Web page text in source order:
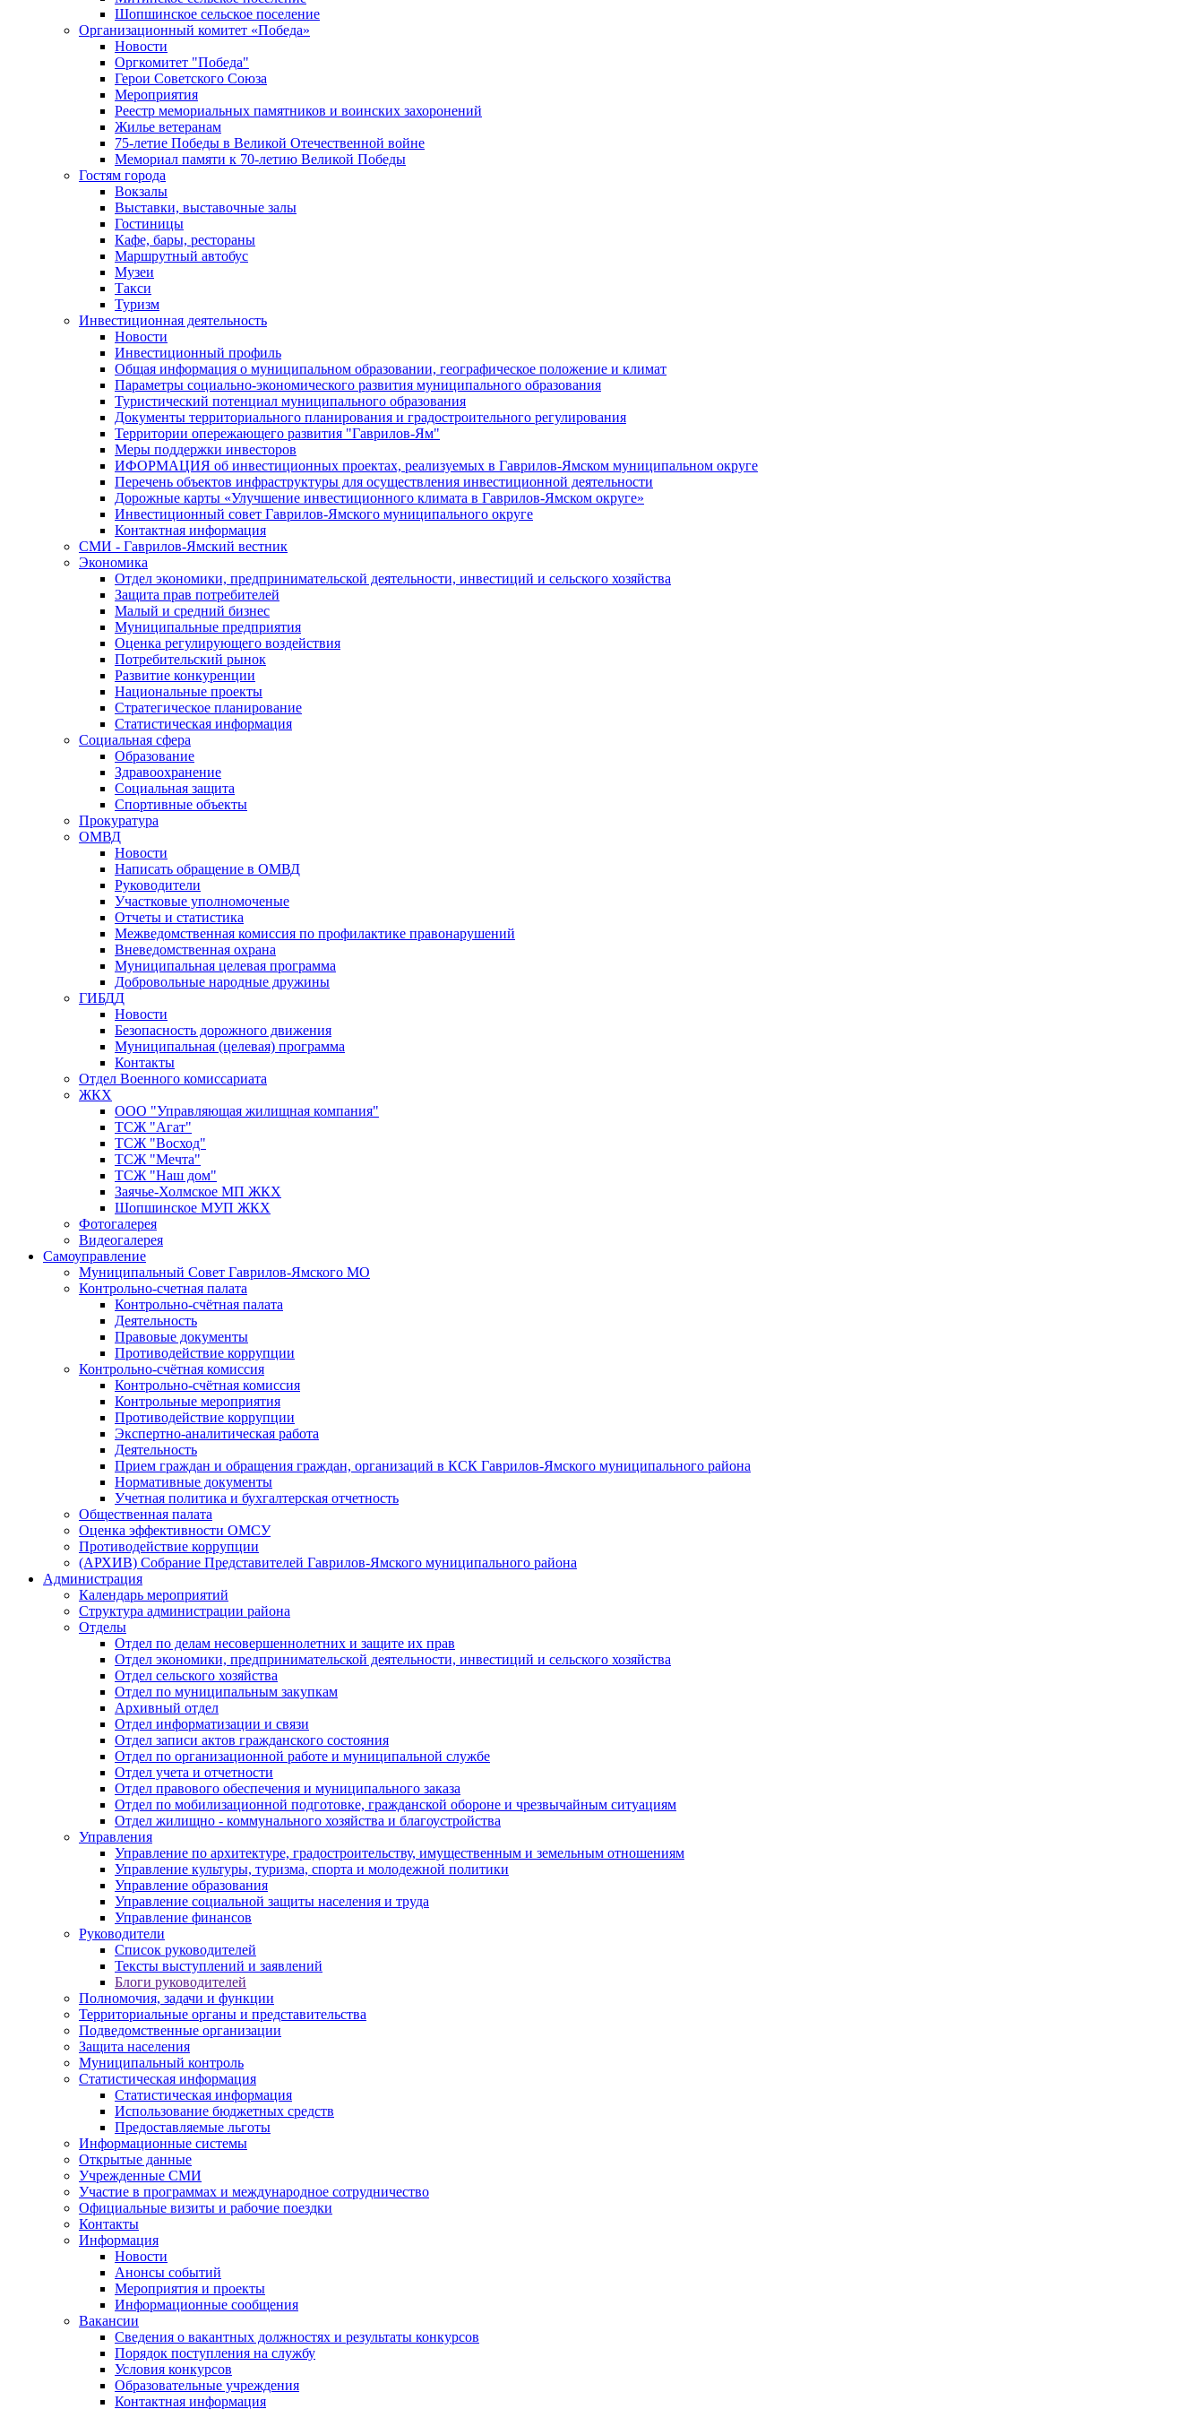
Шопшинское сельское поселение
Организационный комитет «Победа»
Новости
Оргкомитет "Победа"
Герои Советского Союза
Мероприятия
Реестр мемориальных памятников и воинских захоронений
Жилье ветеранам
75-летие Победы в Великой Отечественной войне
Мемориал памяти к 70-летию Великой Победы
Гостям города
Вокзалы
Выставки, выставочные залы
Гостиницы
Кафе, бары, рестораны
Маршрутный автобус
Музеи
Такси
Туризм
Инвестиционная деятельность
Новости
Инвестиционный профиль
Общая информация о муниципальном образовании, географическое положение и климат
Параметры социально-экономического развития муниципального образования
Туристический потенциал муниципального образования
Документы территориального планирования и градостроительного регулирования
Территории опережающего развития "Гаврилов-Ям"
Меры поддержки инвесторов
ИФОРМАЦИЯ об инвестиционных проектах, реализуемых в Гаврилов-Ямском муниципальном округе
Перечень объектов инфраструктуры для осуществления инвестиционной деятельности
Дорожные карты «Улучшение инвестиционного климата в Гаврилов-Ямском округе»
Инвестиционный совет Гаврилов-Ямского муниципального округе
Контактная информация
СМИ - Гаврилов-Ямский вестник
Экономика
Отдел экономики, предпринимательской деятельности, инвестиций и сельского хозяйства
Защита прав потребителей
Малый и средний бизнес
Муниципальные предприятия
Оценка регулирующего воздействия
Потребительский рынок
Развитие конкуренции
Национальные проекты
Стратегическое планирование
Статистическая информация
Социальная сфера
Образование
Здравоохранение
Социальная защита
Спортивные объекты
Прокуратура
ОМВД
Новости
Написать обращение в ОМВД
Руководители
Участковые уполномоченые
Отчеты и статистика
Межведомственная комиссия по профилактике правонарушений
Вневедомственная охрана
Муниципальная целевая программа
Добровольные народные дружины
ГИБДД
Новости
Безопасность дорожного движения
Муниципальная (целевая) программа
Контакты
Отдел Военного комиссариата
ЖКХ
ООО "Управляющая жилищная компания"
ТСЖ "Агат"
ТСЖ "Восход"
ТСЖ "Мечта"
ТСЖ "Наш дом"
Заячье-Холмское МП ЖКХ
Шопшинское МУП ЖКХ
Фотогалерея
Видеогалерея
Самоуправление
Муниципальный Совет Гаврилов-Ямского МО
Контрольно-счетная палата
Контрольно-счётная палата
Деятельность
Правовые документы
Противодействие коррупции
Контрольно-счётная комиссия
Контрольно-счётная комиссия
Контрольные мероприятия
Противодействие коррупции
Экспертно-аналитическая работа
Деятельность
Прием граждан и обращения граждан, организаций в КСК Гаврилов-Ямского муниципального района
Нормативные документы
Учетная политика и бухгалтерская отчетность
Общественная палата
Оценка эффективности ОМСУ
Противодействие коррупции
(АРХИВ) Собрание Представителей Гаврилов-Ямского муниципального района
Администрация
Календарь мероприятий
Структура администрации района
Отделы
Отдел по делам несовершеннолетних и защите их прав
Отдел экономики, предпринимательской деятельности, инвестиций и сельского хозяйства
Отдел сельского хозяйства
Отдел по муниципальным закупкам
Архивный отдел
Отдел информатизации и связи
Отдел записи актов гражданского состояния
Отдел по организационной работе и муниципальной службе
Отдел учета и отчетности
Отдел правового обеспечения и муниципального заказа
Отдел по мобилизационной подготовке, гражданской обороне и чрезвычайным ситуациям
Отдел жилищно - коммунального хозяйства и благоустройства
Управления
Управление по архитектуре, градостроительству, имущественным и земельным отношениям
Управление культуры, туризма, спорта и молодежной политики
Управление образования
Управление социальной защиты населения и труда
Управление финансов
Руководители
Список руководителей
Тексты выступлений и заявлений
Блоги руководителей
Полномочия, задачи и функции
Территориальные органы и представительства
Подведомственные организации
Защита населения
Муниципальный контроль
Статистическая информация
Статистическая информация
Использование бюджетных средств
Предоставляемые льготы
Информационные системы
Открытые данные
Учрежденные СМИ
Участие в программах и международное сотрудничество
Официальные визиты и рабочие поездки
Контакты
Информация
Новости
Анонсы событий
Мероприятия и проекты
Информационные сообщения
Вакансии
Сведения о вакантных должностях и результаты конкурсов
Порядок поступления на службу
Условия конкурсов
Образовательные учреждения
Контактная информация